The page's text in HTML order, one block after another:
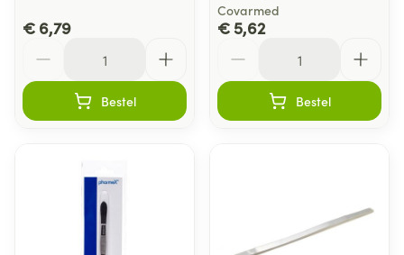
€ 6,79
Bestel
Covarmed
€ 5,62
Bestel